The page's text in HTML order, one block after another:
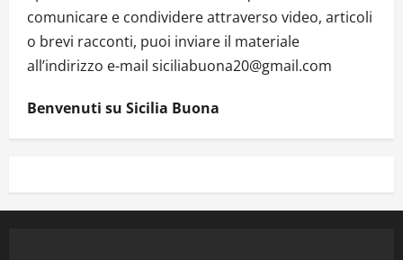
comunicare e condividere attraverso video, articoli
o brevi racconti, puoi inviare il materiale
all’indirizzo e-mail siciliabuona20@gmail.com
Benvenuti su Sicilia Buona